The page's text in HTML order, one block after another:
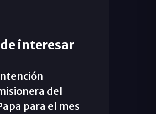
interesar
del
para el mes